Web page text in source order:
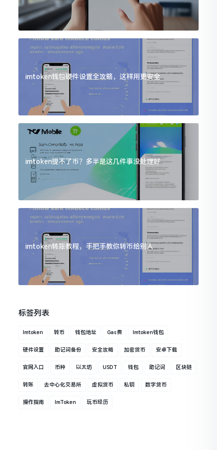
imtoken钱包硬件设置全攻略，这样用更安全
imtoken提不了币？多半是这几件事没处理好
imtoken转账教程，手把手教你转币给别人
标签列表
Imtoken 转币 钱包地址 Gas费 Imtoken钱包
硬件设置 助记词备份 安全攻略 加密货币 安卓下载
官网入口 币种 以太坊 USDT 钱包 助记词 区块链
转账 去中心化交易所 虚拟货币 私钥 数字货币
操作指南 ImToken 玩币经历